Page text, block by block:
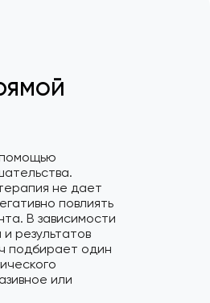
не дает
повлиять
В зависимости
результатов
подбирает один
или